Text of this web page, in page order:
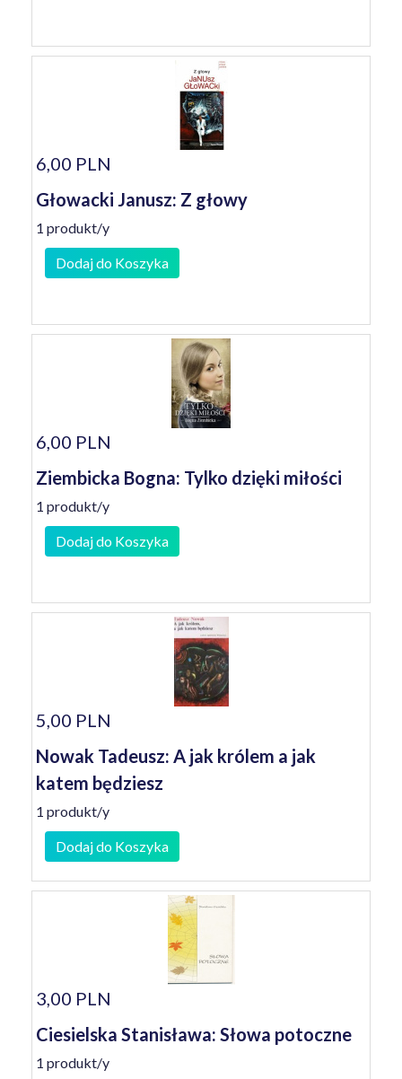
6,00 PLN
Głowacki Janusz: Z głowy
1 produkt/y
Dodaj do Koszyka
6,00 PLN
Ziembicka Bogna: Tylko dzięki miłości
1 produkt/y
Dodaj do Koszyka
5,00 PLN
Nowak Tadeusz: A jak królem a jak
katem będziesz
1 produkt/y
Dodaj do Koszyka
3,00 PLN
Ciesielska Stanisława: Słowa potoczne
1 produkt/y